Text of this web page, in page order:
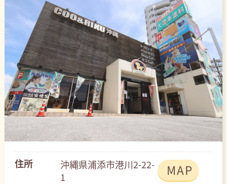
住所
沖縄県浦添市港川2-22-
1
MAP